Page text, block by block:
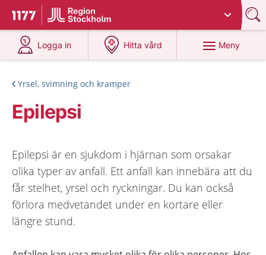
Till startsidan för 1177
Du har valt region
Logga in
på 1177.se
Hitta vård
på 1177.se
Meny
Yrsel, svimning och kramper
Epilepsi
Epilepsi är en sjukdom i hjärnan som orsakar
olika typer av anfall. Ett anfall kan innebära att du
får stelhet, yrsel och ryckningar. Du kan också
förlora medvetandet under en kortare eller
längre stund.